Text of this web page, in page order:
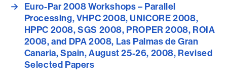
→ Euro-Par 2008 Workshops – Parallel
Processing, VHPC 2008, UNICORE 2008,
HPPC 2008, SGS 2008, PROPER 2008, ROIA
2008, and DPA 2008, Las Palmas de Gran
Canaria, Spain, August 25-26, 2008, Revised
Selected Papers